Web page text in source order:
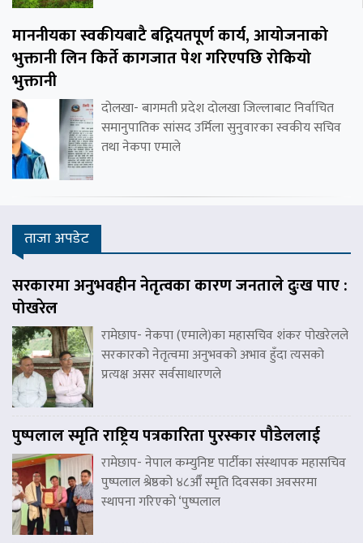
माननीयका स्वकीयबाटै बद्नियतपूर्ण कार्य, आयोजनाको
भुक्तानी लिन किर्ते कागजात पेश गरिएपछि रोकियो
भुक्तानी
दोलखा- बागमती प्रदेश दोलखा जिल्लाबाट निर्वाचित
समानुपातिक सांसद उर्मिला सुनुवारका स्वकीय सचिव
तथा नेकपा एमाले
ताजा अपडेट
सरकारमा अनुभवहीन नेतृत्वका कारण जनताले दुःख पाए :
पोखरेल
रामेछाप- नेकपा (एमाले)का महासचिव शंकर पोखरेलले
सरकारको नेतृत्वमा अनुभवको अभाव हुँदा त्यसको
प्रत्यक्ष असर सर्वसाधारणले
पुष्पलाल स्मृति राष्ट्रिय पत्रकारिता पुरस्कार पौडेललाई
रामेछाप- नेपाल कम्युनिष्ट पार्टीका संस्थापक महासचिव
पुष्पलाल श्रेष्ठको ४८औँ स्मृति दिवसका अवसरमा
स्थापना गरिएको ‘पुष्पलाल